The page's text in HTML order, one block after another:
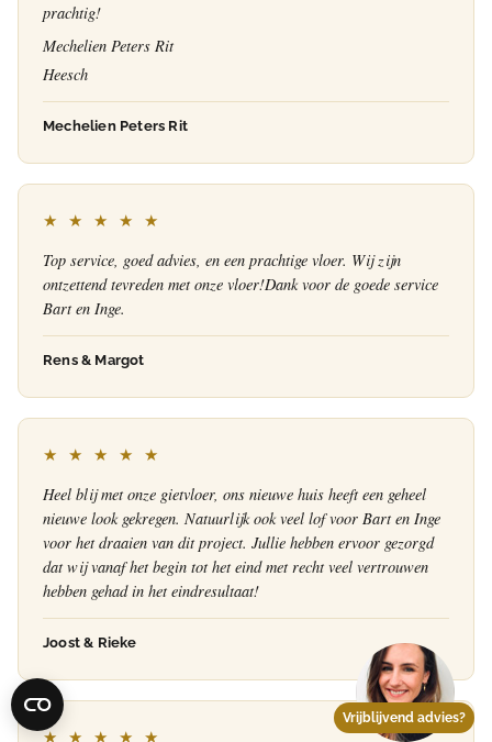
prachtig!
Mechelien Peters Rit
Heesch
Mechelien Peters Rit
★ ★ ★ ★ ★
Top service, goed advies, en een prachtige vloer. Wij zijn
ontzettend tevreden met onze vloer!Dank voor de goede service
Bart en Inge.
Rens & Margot
★ ★ ★ ★ ★
Heel blij met onze gietvloer, ons nieuwe huis heeft een geheel
nieuwe look gekregen. Natuurlijk ook veel lof voor Bart en Inge
voor het draaien van dit project. Jullie hebben ervoor gezorgd
dat wij vanaf het begin tot het eind met recht veel vertrouwen
hebben gehad in het eindresultaat!
Joost & Rieke
★ ★ ★ ★ ★
Vrijblijvend advies?